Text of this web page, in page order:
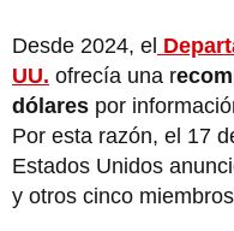
Desde 2024, el
UU. ofrecía una r
dólares por
Por esta razón, el 17
Estados Unidos
y otros cinco